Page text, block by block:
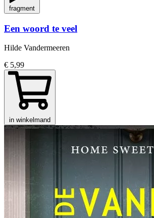
fragment
Een woord te veel
Hilde Vandermeeren
€ 5,99
in winkelmand